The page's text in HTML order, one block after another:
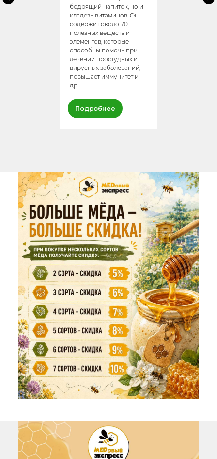
бодрящий напиток, но и
кладезь витаминов. Он
содержит около 70
полезных веществ и
элементов, которые
способны помочь при
лечении простудных и
вирусных заболеваний,
повышает иммунитет и
др.
Подробнее